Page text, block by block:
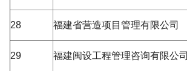
28 福建省营造项目管理有限公司
29 福建闽设工程管理咨询有限公司